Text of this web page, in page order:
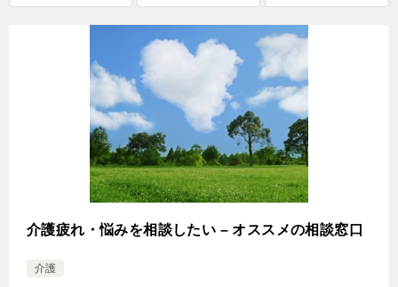
介護疲れ・悩みを相談したい – オススメの相談窓口
介護